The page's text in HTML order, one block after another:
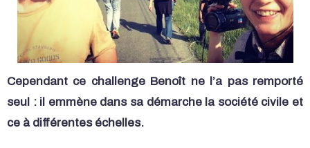
Cependant ce challenge Benoît ne l’a pas remporté
seul : il emmène dans sa démarche la société civile et
ce à différentes échelles.